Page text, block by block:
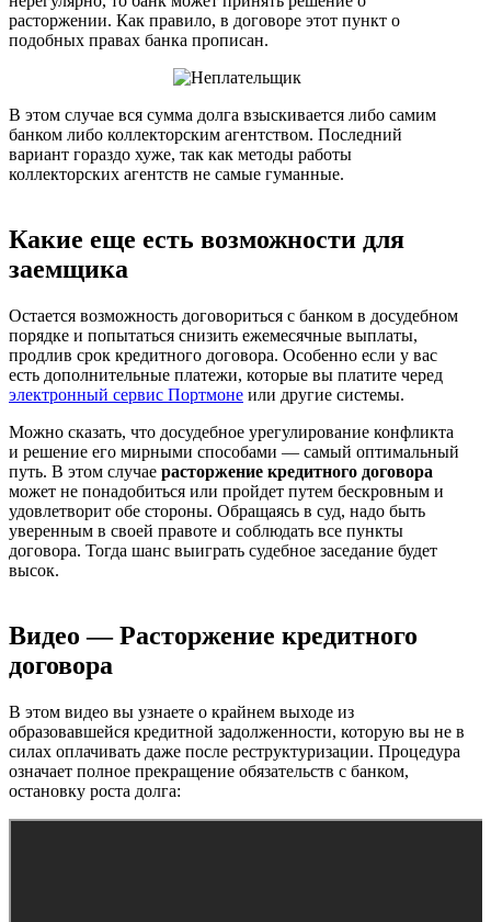
расторжении. Как правило, в договоре этот пункт о
подобных правах банка прописан.
В этом случае вся сумма долга взыскивается либо самим
банком либо коллекторским агентством. Последний
вариант гораздо хуже, так как методы работы
коллекторских агентств не самые гуманные.
Какие еще есть возможности для
заемщика
Остается возможность договориться с банком в досудебном
порядке и попытаться снизить ежемесячные выплаты,
продлив срок кредитного договора. Особенно если у вас
есть дополнительные платежи, которые вы платите черед
электронный сервис Портмоне или другие системы.
Можно сказать, что досудебное урегулирование конфликта
и решение его мирными способами — самый оптимальный
путь. В этом случае расторжение кредитного договора
может не понадобиться или пройдет путем бескровным и
удовлетворит обе стороны. Обращаясь в суд, надо быть
уверенным в своей правоте и соблюдать все пункты
договора. Тогда шанс выиграть судебное заседание будет
высок.
Видео —Расторжение кредитного
договора
В этом видео вы узнаете о крайнем выходе из
образовавшейся кредитной задолженности, которую вы не в
силах оплачивать даже после реструктуризации. Процедура
означает полное прекращение обязательств с банком,
остановку роста долга: